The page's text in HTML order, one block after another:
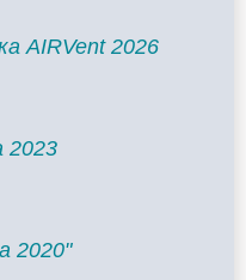
AIRVent 2026
2023
2020"